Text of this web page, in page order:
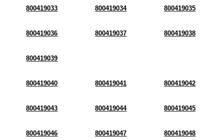
800419033 800419034 800419035
800419036 800419037 800419038
800419039
800419040 800419041 800419042
800419043 800419044 800419045
800419046 800419047 800419048